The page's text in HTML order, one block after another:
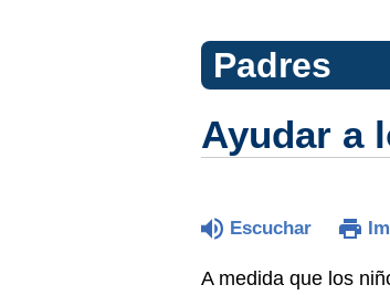
Padres
Ayudar a
Escuchar
A medida que los